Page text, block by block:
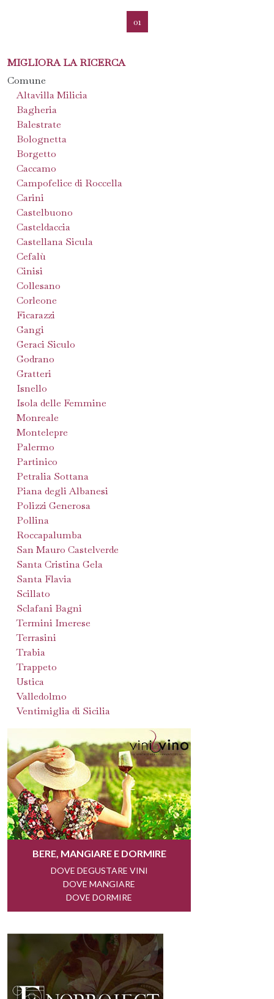
01
MIGLIORA LA RICERCA
Comune
Altavilla Milicia
Bagheria
Balestrate
Bolognetta
Borgetto
Caccamo
Campofelice di Roccella
Carini
Castelbuono
Casteldaccia
Castellana Sicula
Cefalù
Cinisi
Collesano
Corleone
Ficarazzi
Gangi
Geraci Siculo
Godrano
Gratteri
Isnello
Isola delle Femmine
Monreale
Montelepre
Palermo
Partinico
Petralia Sottana
Piana degli Albanesi
Polizzi Generosa
Pollina
Roccapalumba
San Mauro Castelverde
Santa Cristina Gela
Santa Flavia
Scillato
Sclafani Bagni
Termini Imerese
Terrasini
Trabia
Trappeto
Ustica
Valledolmo
Ventimiglia di Sicilia